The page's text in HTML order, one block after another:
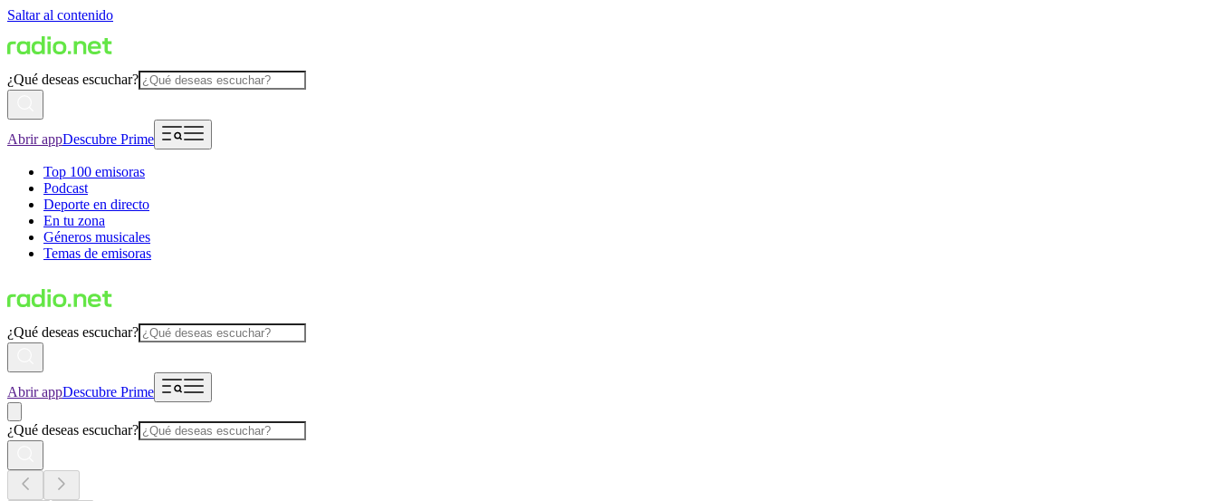
Saltar al contenido
¿Qué deseas escuchar?
Abrir appDescubre Prime
Top 100 emisoras
Podcast
Deporte en directo
En tu zona
Géneros musicales
Temas de emisoras
¿Qué deseas escuchar?
Abrir appDescubre Prime
¿Qué deseas escuchar?